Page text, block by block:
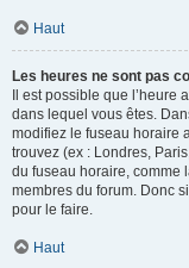
Haut
Les heures ne sont pas
Il est possible que
dans lequel vous êtes.
modifiez le fuseau horaire
trouvez (ex : Londres,
du fuseau horaire, comme
membres du forum. Donc
pour le faire.
Haut